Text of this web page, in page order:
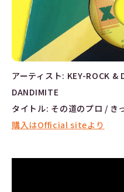
アーティスト: KEY-ROCK
DANDIMITE
タイトル: その道のプロ / き
購入はOfficial siteより